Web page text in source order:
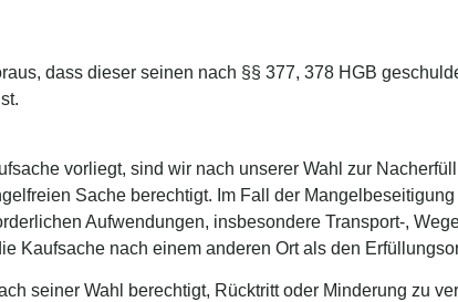
dass dieser seinen nach §§ 377, 378 HGB
vorliegt, sind wir nach unserer Wahl zur
Sache berechtigt. Im Fall der
Aufwendungen, insbesondere Transport-,
Kaufsache nach einem anderen Ort als den
seiner Wahl berechtigt, Rücktritt oder Minderung zu